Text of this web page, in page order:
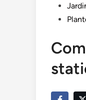
Posted